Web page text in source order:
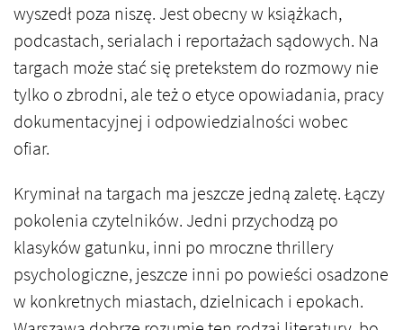
wyszedł poza niszę. Jest obecny w książkach,
podcastach, serialach i reportażach sądowych. Na
targach może stać się pretekstem do rozmowy nie
tylko o zbrodni, ale też o etyce opowiadania, pracy
dokumentacyjnej i odpowiedzialności wobec
ofiar.
Kryminał na targach ma jeszcze jedną zaletę. Łączy
pokolenia czytelników. Jedni przychodzą po
klasyków gatunku, inni po mroczne thrillery
psychologiczne, jeszcze inni po powieści osadzone
w konkretnych miastach, dzielnicach i epokach.